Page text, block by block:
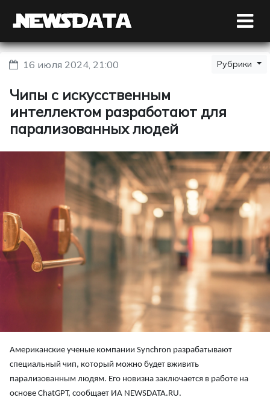
16 июля 2024, 21:00 Рубрики
Чипы с искусственным
интеллектом разработают для
парализованных людей
Американские ученые компании Synchron разрабатывают
специальный чип, который можно будет вживить
парализованным людям. Его новизна заключается в работе на
основе ChatGPT, сообщает ИА NEWSDATA.RU.